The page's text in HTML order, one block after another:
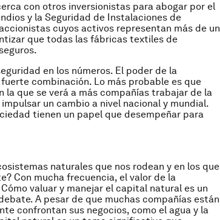
con otros inversionistas para abogar por el
y la Seguridad de Instalaciones de
cuyos activos representan más de un
que todas las fábricas textiles de
en los números. El poder de la
combinación. Lo más probable es que
la que se verá a más compañías trabajar de la
un cambio a nivel nacional y mundial.
tienen un papel que desempeñar para
naturales que nos rodean y en los que
Con mucha frecuencia, el valor de la
valuar y manejar el capital natural es un
A pesar de que muchas compañías están
confrontan sus negocios, como el agua y la